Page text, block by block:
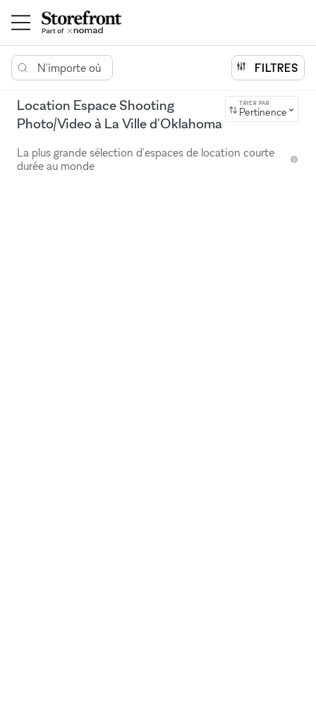
N'importe où FILTRES
Location Espace Shooting
Photo/Video à La Ville d'Oklahoma
TRIER PAR
Pertinence
La plus grande sélection d'espaces de location courte
durée au monde